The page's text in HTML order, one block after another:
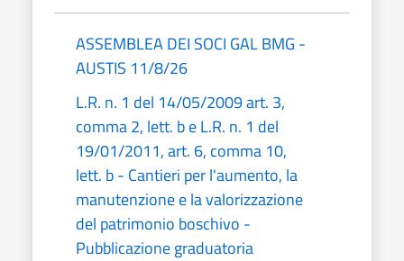
ASSEMBLEA DEI SOCI GAL BMG -
AUSTIS 11/8/26
L.R. n. 1 del 14/05/2009 art. 3,
comma 2, lett. b e L.R. n. 1 del
19/01/2011, art. 6, comma 10,
lett. b - Cantieri per l'aumento, la
manutenzione e la valorizzazione
del patrimonio boschivo -
Pubblicazione graduatoria